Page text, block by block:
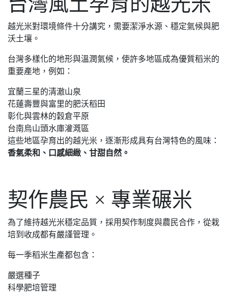
越光米對環境條件十分講究，需要潔淨水源、穩定氣候與肥
沃土壤。
台灣多樣化的地形與溫潤氣候，使許多地區成為優質稻米的
重要產地，例如：
宜蘭三星的清澈山泉
花蓮壽豐與富里的肥沃稻田
彰化與雲林的穀倉平原
台南烏山頭水庫灌溉區
這些地區孕育出的越光米，逐漸形成具有台灣特色的風味：
香氣柔和、口感細緻、甘甜自然。
契作農民 × 專業碾米
為了維持越光米穩定品質，採用契作制度與農民合作，從栽
培到收成都有嚴謹管理。
每一季稻米生產都包含：
嚴選種子
科學肥培管理